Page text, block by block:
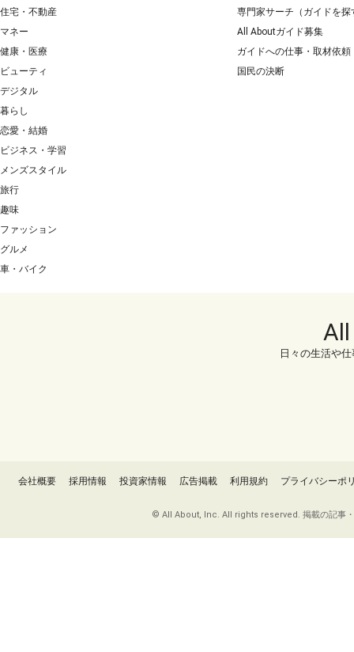
住宅・不動産
マネー
健康・医療
ビューティ
デジタル
暮らし
恋愛・結婚
ビジネス・学習
メンズスタイル
旅行
趣味
ファッション
グルメ
車・バイク
専門家サーチ（ガイドを探
All Aboutガイド募集
ガイドへの仕事・取材依頼
国民の決断
日々の生活や
会社概要 採用情報 投資家情報 広告掲載 利用規約 プライバシーポ
© All About, Inc. All rights reserved. 掲載の記事・